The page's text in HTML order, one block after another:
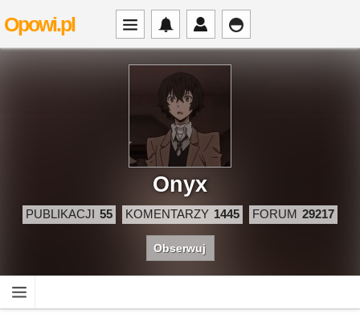
Opowi.pl
Onyx
PUBLIKACJI 55 KOMENTARZY 1445 FORUM 29217
Obserwuj